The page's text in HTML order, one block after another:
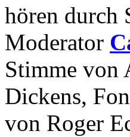
hören durch
Moderator
Stimme von
Dickens,
von Roger